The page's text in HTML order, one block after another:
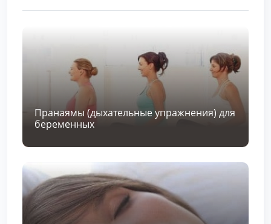
Пранаямы (дыхательные упражнения) для
беременных